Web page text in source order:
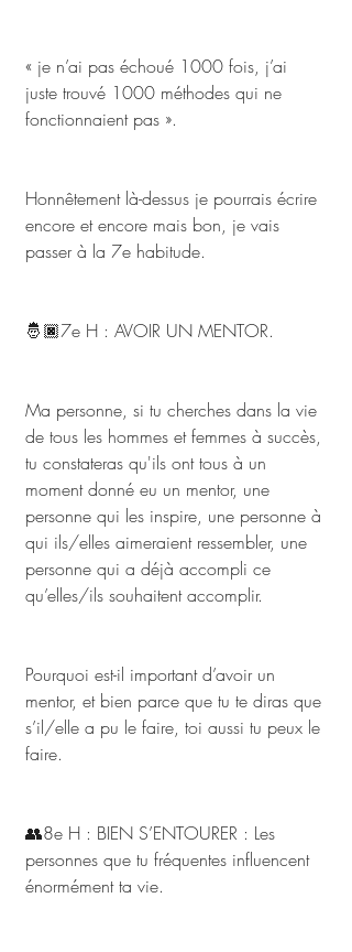
« je n’ai pas échoué 1000 fois, j’ai
juste trouvé 1000 méthodes qui ne
fonctionnaient pas ».
Honnêtement là-dessus je pourrais écrire
encore et encore mais bon, je vais
passer à la 7e habitude.
🤴🏿7e H : AVOIR UN MENTOR.
Ma personne, si tu cherches dans la vie
de tous les hommes et femmes à succès,
tu constateras qu'ils ont tous à un
moment donné eu un mentor, une
personne qui les inspire, une personne à
qui ils/elles aimeraient ressembler, une
personne qui a déjà accompli ce
qu’elles/ils souhaitent accomplir.
Pourquoi est-il important d’avoir un
mentor, et bien parce que tu te diras que
s’il/elle a pu le faire, toi aussi tu peux le
faire.
👥8e H : BIEN S’ENTOURER : Les
personnes que tu fréquentes influencent
énormément ta vie.